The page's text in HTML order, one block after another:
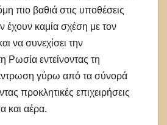
πιο βαθιά στις υποθέσεις
καμία σχέση με τον
να συνεχίσει την
Ρωσία εντείνοντας τη
γύρω από τα σύνορά
προκλητικές επιχειρήσεις
και αέρα.